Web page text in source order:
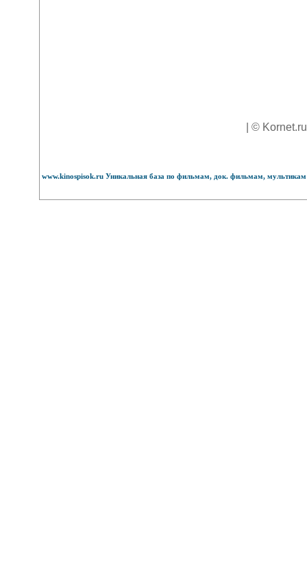
| ©
www.kinospisok.ru Уникальная база по фильмам, док. фильмам,